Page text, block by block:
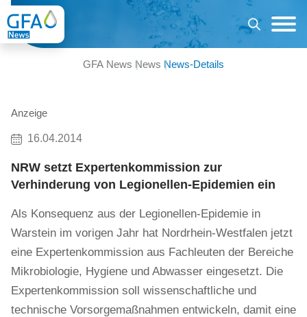
GFA News News News-Details
Anzeige
16.04.2014
NRW setzt Expertenkommission zur
Verhinderung von Legionellen-Epidemien ein
Als Konsequenz aus der Legionellen-Epidemie in
Warstein im vorigen Jahr hat Nordrhein-Westfalen jetzt
eine Expertenkommission aus Fachleuten der Bereiche
Mikrobiologie, Hygiene und Abwasser eingesetzt. Die
Expertenkommission soll wissenschaftliche und
technische Vorsorgemaßnahmen entwickeln, damit eine